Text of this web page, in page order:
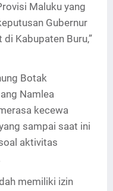
Maluku yang
Gubernur
Kabupaten Buru,”
Botak
Namlea
kecewa
sampai saat ini
aktivitas
memiliki izin